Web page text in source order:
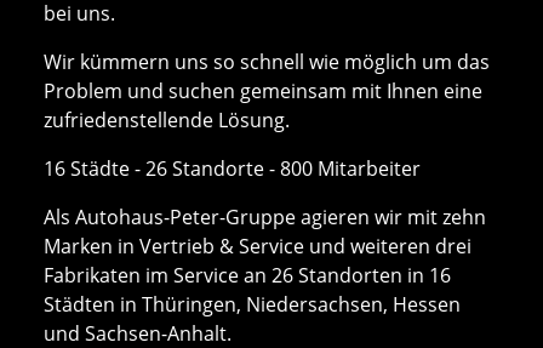
bei uns.
Wir kümmern uns so schnell wie möglich um das
Problem und suchen gemeinsam mit Ihnen eine
zufriedenstellende Lösung.
16 Städte - 26 Standorte - 800 Mitarbeiter
Als Autohaus-Peter-Gruppe agieren wir mit zehn
Marken in Vertrieb & Service und weiteren drei
Fabrikaten im Service an 26 Standorten in 16
Städten in Thüringen, Niedersachsen, Hessen
und Sachsen-Anhalt.